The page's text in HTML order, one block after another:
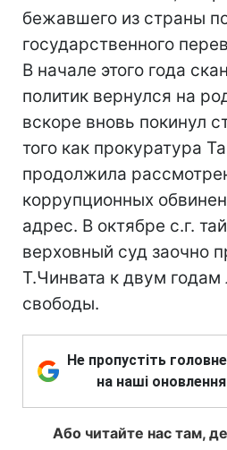
бежавшего из страны
государственного
В начале этого года
политик вернулся на
вскоре вновь покинул
того как прокуратура
продолжила
коррупционных
адрес. В октябре с.г.
верховный суд заочно
Т.Чинвата к двум
свободы.
Не пропустіть
на наші
Або читайте нас там,